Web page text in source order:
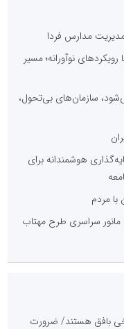
مدارس فردا
نوآورانه؛ مسیر
سازمان‌های بی‌تحول،
هوشمندانه برای
مردم
مانور سراسری طرح مهتاب
بافق هستند/ ضرورت